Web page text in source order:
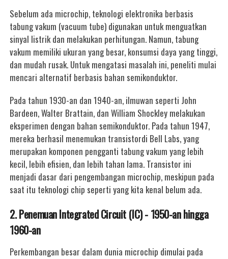
Sebelum ada microchip, teknologi elektronika berbasis
tabung vakum (vacuum tube) digunakan untuk menguatkan
sinyal listrik dan melakukan perhitungan. Namun, tabung
vakum memiliki ukuran yang besar, konsumsi daya yang tinggi,
dan mudah rusak. Untuk mengatasi masalah ini, peneliti mulai
mencari alternatif berbasis bahan semikonduktor.
Pada tahun 1930-an dan 1940-an, ilmuwan seperti John
Bardeen, Walter Brattain, dan William Shockley melakukan
eksperimen dengan bahan semikonduktor. Pada tahun 1947,
mereka berhasil menemukan transistordi Bell Labs, yang
merupakan komponen pengganti tabung vakum yang lebih
kecil, lebih efisien, dan lebih tahan lama. Transistor ini
menjadi dasar dari pengembangan microchip, meskipun pada
saat itu teknologi chip seperti yang kita kenal belum ada.
2. Penemuan Integrated Circuit (IC) - 1950-an hingga
1960-an
Perkembangan besar dalam dunia microchip dimulai pada